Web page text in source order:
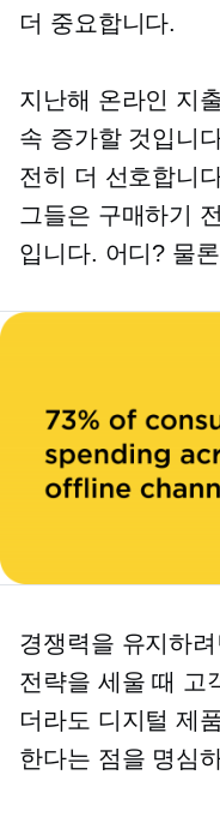
더 중요합니다.
지난해 온라인 지
속 증가할 것입니
전히 ​​​​더 ​​선호합니
그들은 구매하기
입니다. 어디? 물
경쟁력을 유지하
전략을 세울 때 고
더라도 디지털 제
한다는 점을 명심